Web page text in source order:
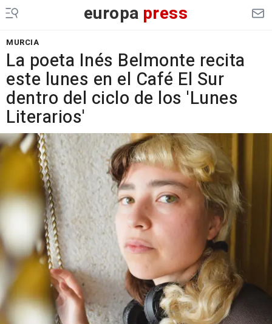
europa press
MURCIA
La poeta Inés Belmonte recita
este lunes en el Café El Sur
dentro del ciclo de los 'Lunes
Literarios'